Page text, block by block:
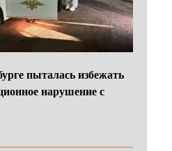
пыталась избежать
нарушение с